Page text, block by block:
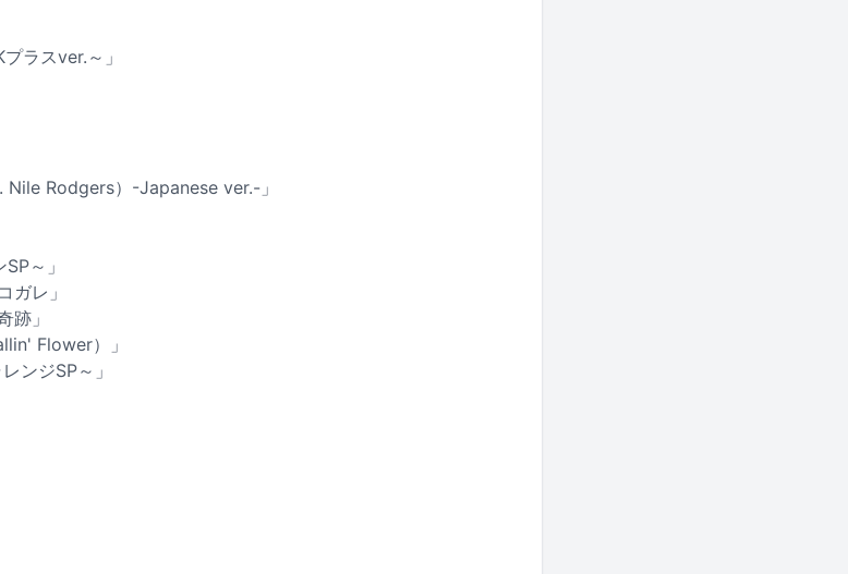
ラスver.～」
Nile Rodgers）-Japanese ver.-」
～」
ガレ」
跡」
Flower）」
ンジSP～」